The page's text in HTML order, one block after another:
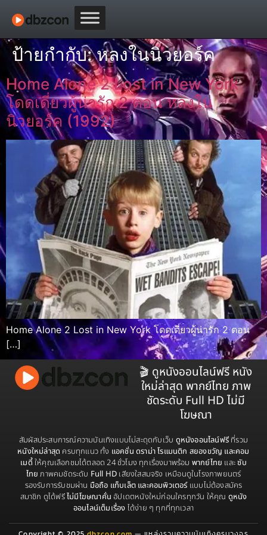
ป้ายกำกับ:หลงในนิวยอร์ค
Home Alone 2 Lost in New York
โดดเดี่ยวผู้น่ารัก 2 ตอน หลงใน
นิวยอร์ค (1992)
Home Alone 2 Lost in New York โดดเดี่ยวผู้น่ารัก 2 ตอน
[…]
🎬 ดูหนังออนไลน์ฟรี หนัง
ใหม่ล่าสุด พากย์ไทย ภาพ
ชัดระดับ Full HD ไม่มี
โฆษณา
สัมผัสประสบการณ์ความบันเทิงแบบไม่สะดุดกับเว็บ ดูหนังออนไลน์ฟรีที่รวม
หนังใหม่ล่าสุด ครบทุกแนว ทั้ง แอคชั่น ดราม่า โรแมนติก สยองขวัญ และคอม
เมดี้ ให้คุณเลือกชมได้ตลอด 24 ชั่วโมง ทุกเรื่องมาพร้อม พากย์ไทย และซับ
ไทย ภาพคมชัดระดับ Full HD เสียงใสสมจริง เหมือนดูในโรงภาพยนตร์
รองรับการรับชมผ่าน มือถือ แท็บเล็ต และคอมพิวเตอร์แบบไม่ต้องสมัคร
สมาชิก ดูได้ฟรีไม่มีโฆษณาคั่น อัปเดตหนังใหม่ก่อนใครทุกวัน ให้คุณ ดูหนัง
ออนไลน์เต็มเรื่อง ได้ง่าย ๆ ทุกที่ทุกเวลา